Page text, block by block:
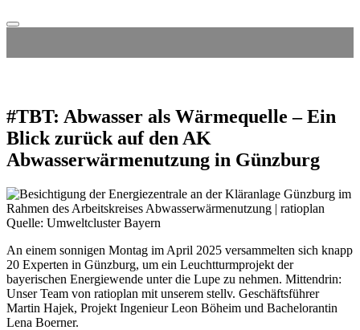
#TBT: Abwasser als Wärmequelle – Ein
Blick zurück auf den AK
Abwasserwärmenutzung in Günzburg
Quelle: Umweltcluster Bayern
An einem sonnigen Montag im April 2025 versammelten sich knapp
20 Experten in Günzburg, um ein Leuchtturmprojekt der
bayerischen Energiewende unter die Lupe zu nehmen. Mittendrin:
Unser Team von ratioplan mit unserem stellv. Geschäftsführer
Martin Hajek, Projekt Ingenieur Leon Böheim und Bachelorantin
Lena Boerner.